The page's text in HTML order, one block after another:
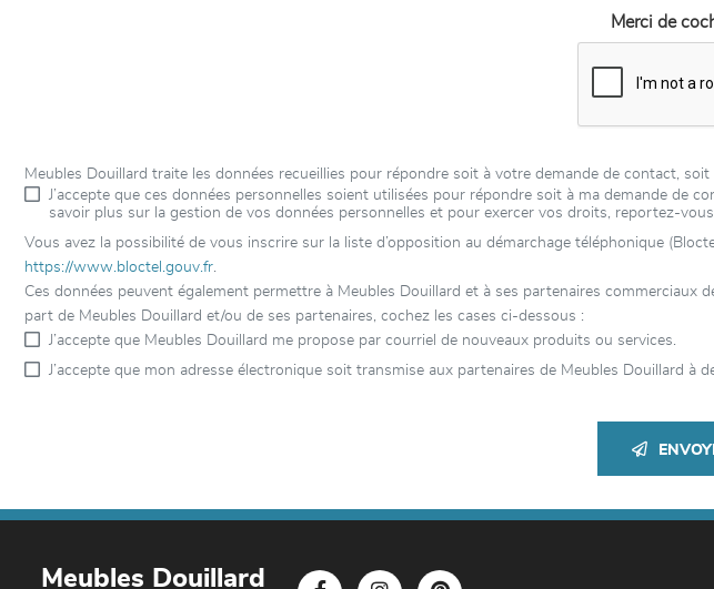
Merci de
Meubles Douillard traite les données recueillies pour répondre soit à votre demande de contact,
J’accepte que ces données personnelles soient utilisées pour répondre soit à ma demande de
savoir plus sur la gestion de vos données personnelles et pour exercer vos droits, reportez-
Vous avez la possibilité de vous inscrire sur la liste d’opposition au démarchage téléphonique
https://www.bloctel.gouv.fr.
Ces données peuvent également permettre à Meubles Douillard et à ses partenaires
part de Meubles Douillard et/ou de ses partenaires, cochez les cases ci-dessous :
J’accepte que Meubles Douillard me propose par courriel de nouveaux produits ou services.
J’accepte que mon adresse électronique soit transmise aux partenaires de Meubles Douillard à
Meubles Douillard